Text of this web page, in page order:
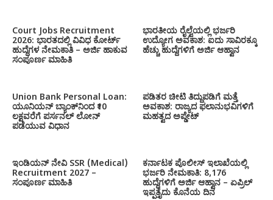
Court Jobs Recruitment
2026: ಭಾರತದಲ್ಲಿ ವಿವಿಧ ಕೋರ್ಟ್
ಹುದ್ದೆಗಳ ನೇಮಕಾತಿ – ಅರ್ಜಿ ಹಾಕುವ
ಸಂಪೂರ್ಣ ಮಾಹಿತಿ
ಭಾರತೀಯ ರೈಲ್ವೆಯಲ್ಲಿ ಭರ್ಜರಿ
ಉದ್ಯೋಗ ಅವಕಾಶ: ಐದು ಸಾವಿರಕ್ಕೂ
ಹೆಚ್ಚು ಹುದ್ದೆಗಳಿಗೆ ಅರ್ಜಿ ಆಹ್ವಾನ
Union Bank Personal Loan:
ಯೂನಿಯನ್ ಬ್ಯಾಂಕ್‌ನಿಂದ ₹10
ಲಕ್ಷವರೆಗೆ ಪರ್ಸನಲ್ ಲೋನ್
ಪಡೆಯುವ ವಿಧಾನ
ಪಡಿತರ ಚೀಟಿ ತಿದ್ದುಪಡಿಗೆ ಮತ್ತೆ
ಅವಕಾಶ: ರಾಜ್ಯದ ಫಲಾನುಭವಿಗಳಿಗೆ
ಮಹತ್ವದ ಅಪ್ಡೇಟ್
ಇಂಡಿಯನ್ ನೇವಿ SSR (Medical)
Recruitment 2027 –
ಸಂಪೂರ್ಣ ಮಾಹಿತಿ
ಕರ್ನಾಟಕ ಪೊಲೀಸ್ ಇಲಾಖೆಯಲ್ಲಿ
ಭರ್ಜರಿ ನೇಮಕಾತಿ: 8,176
ಹುದ್ದೆಗಳಿಗೆ ಅರ್ಜಿ ಆಹ್ವಾನ – ಏಪ್ರಿಲ್
ಇಪ್ಪತ್ತೈದು ಕೊನೆಯ ದಿನ